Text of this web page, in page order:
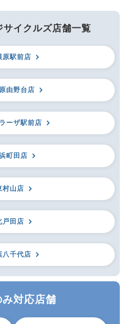
サイクルズ店舗一覧
原駅前店
由野台店
ーザ駅前店
町田店
村山店
戸田店
八千代店
み対応店舗